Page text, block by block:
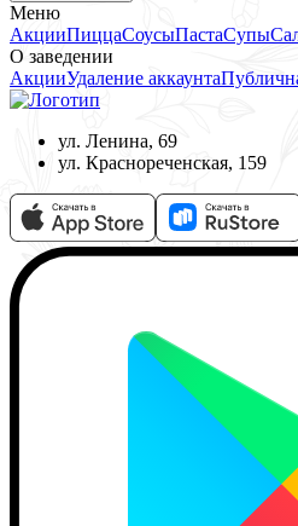
Меню
АкцииПиццаСоусыПастаСупы
О заведении
АкцииУдаление аккаунта
ул. Ленина, 69
ул. Краснореченская, 159